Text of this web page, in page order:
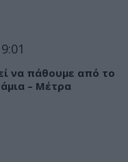
να πάθουμε από το
– Μέτρα